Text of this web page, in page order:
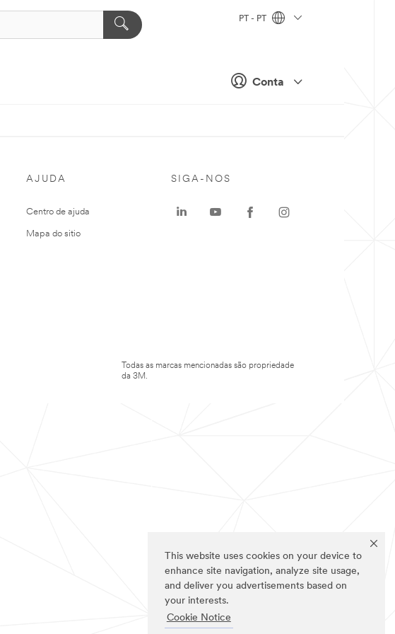
This website uses cookies on your device to
enhance site navigation, analyze site usage,
and deliver you advertisements based on
your interests.
Cookie Notice
Conta
PT - PT
AJUDA
Centro de ajuda
Mapa do sitio
SIGA-NOS
Todas as marcas mencionadas são propriedade
da 3M.